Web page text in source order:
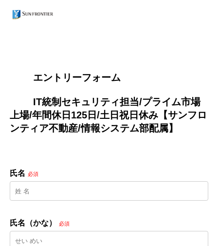
        エントリーフォーム
上場/年間休日125日/土日祝日休み【サンフロ
ンティア不動産/情報システム部配属】
氏名 必須
氏名（かな） 必須